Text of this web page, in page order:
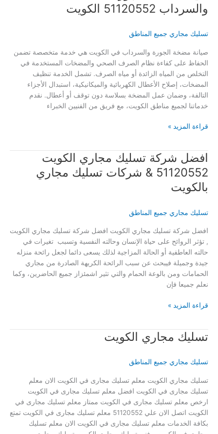
والسرداب 51120552 الكويت
تسليك مجاري جميع المناطق
صيانة مضخة الجورة والسرداب في الكويت هي خدمة متخصصة تضمن
الحفاظ على كفاءة نظام الصرف الصحي والمضخات المستخدمة في
التخلص من المياه الزائدة أو مياه الصرف. تشمل الخدمة تنظيف
المضخات، إصلاح الأعطال الكهربائية والميكانيكية، استبدال الأجزاء
التالفة، وضمان عمل المضخة بسلاسة دون توقف أو أعطال. نقدم
خدماتنا لجميع مناطق الكويت، مع فريق من الفنيين الخبراء
صيانة
والسرداب 51120552
الكويت
قراءة المزيد »
افضل شركة تسليك مجاري الكويت
51120552 & شركات تسليك مجاري
بالكويت
تسليك مجاري جميع المناطق
افضل شركة تسليك مجاري الكويت افضل شركة تسليك مجاري الكويت
, تؤثر الروائح على حياة الإنسان وحالته النفسية وتسبب تغيرات في
حالته العاطفية أو الحالة المزاجية لذلك يسعى دائما لجعل رائحة منزله
جيدة وجميلة فيبحث عن سبب الرائحة الكريهة الصادرة من مجاري
الحمامات ومن بالوعة الحمام والتي تثير اشمئزاز جميع الحاضرين، وكما
نعلم جميعا فإن
افضل
مجاري
51120552
شركات
تسليك
مجاري
بالكويت
قراءة المزيد »
تسليك مجاري الكويت
تسليك مجاري جميع المناطق
تسليك مجاري الكويت معلم تسليك مجارى في الكويت الان معلم
تسليك مجارى في الكويت افضل معلم تسليك مجارى في الكويت
ارخص معلم تسليك مجارى في الكويت ممتاز معلم تسليك مجارى في
الكويت اتصل الان علي 51120552 معلم تسليك مجارى في الكويت تمتع
بكافة الخدمات معلم تسليك مجارى في الكويت الان معلم تسليك